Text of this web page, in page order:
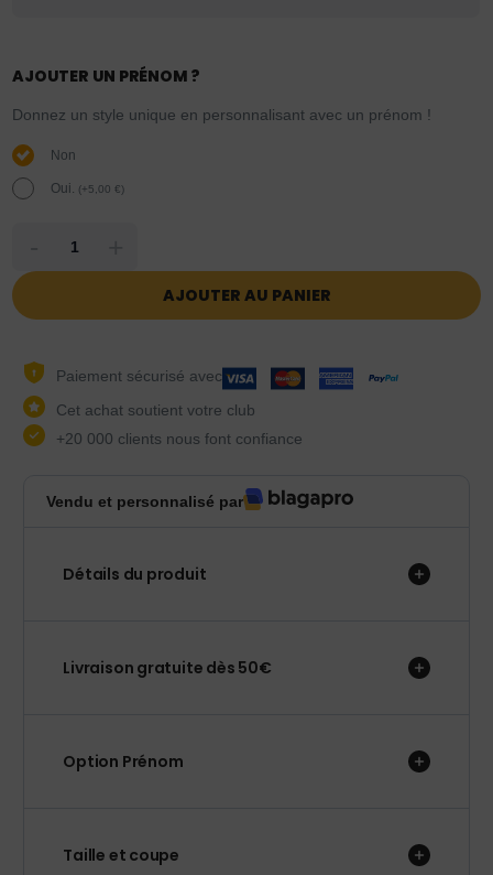
AJOUTER UN PRÉNOM ?
Donnez un style unique en personnalisant avec un prénom !
Non
Oui. (+5,00€)
AJOUTER AU PANIER
Paiement sécurisé avec
Cet achat soutient votre club
+20 000 clients nous font confiance
Vendu et personnalisé par
Détails du produit
Livraison gratuite dès 50€
Option Prénom
Taille et coupe